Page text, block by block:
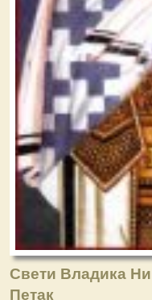
Свети Владика
Петак